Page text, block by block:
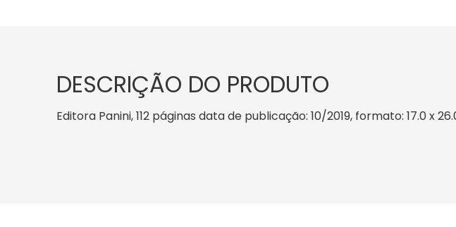
DESCRIÇÃO DO PRODUTO
Editora Panini, 112 páginas data de publicação: 10/2019, formato: 17.0 x